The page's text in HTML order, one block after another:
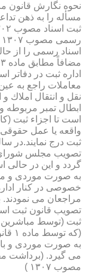
مسأله را به ذهن
اسناد رسمی را از
اداره ثبت در دفاتر
معاملات راجع به
نقل و انتقال املاك
ابطال تمبر مربوطه
است تا اجزاء ثبت
واقعه یا عمل حقوقی
به صورت موردی و
خصوصی در كنار
مراجعان می نمودند.
ثبت (توسط مباشرین
به صورت موردی و
مصوب ۱۳۰۷ )